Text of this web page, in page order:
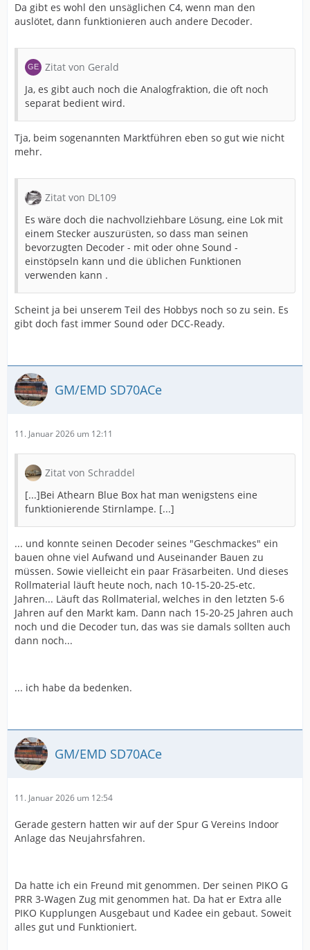
Da gibt es wohl den unsäglichen C4, wenn man den
auslötet, dann funktionieren auch andere Decoder.
Zitat von Gerald
Ja, es gibt auch noch die Analogfraktion, die oft noch
separat bedient wird.
Tja, beim sogenannten Marktführen eben so gut wie nicht
mehr.
Zitat von DL109
Es wäre doch die nachvollziehbare Lösung, eine Lok mit
einem Stecker auszurüsten, so dass man seinen
bevorzugten Decoder - mit oder ohne Sound -
einstöpseln kann und die üblichen Funktionen
verwenden kann .
Scheint ja bei unserem Teil des Hobbys noch so zu sein. Es
gibt doch fast immer Sound oder DCC-Ready.
GM/EMD SD70ACe
11. Januar 2026 um 12:11
Zitat von Schraddel
[...]Bei Athearn Blue Box hat man wenigstens eine
funktionierende Stirnlampe. [...]
... und konnte seinen Decoder seines "Geschmackes" ein
bauen ohne viel Aufwand und Auseinander Bauen zu
müssen. Sowie vielleicht ein paar Fräsarbeiten. Und dieses
Rollmaterial läuft heute noch, nach 10-15-20-25-etc.
Jahren... Läuft das Rollmaterial, welches in den letzten 5-6
Jahren auf den Markt kam. Dann nach 15-20-25 Jahren auch
noch und die Decoder tun, das was sie damals sollten auch
dann noch...
... ich habe da bedenken.
GM/EMD SD70ACe
11. Januar 2026 um 12:54
Gerade gestern hatten wir auf der Spur G Vereins Indoor
Anlage das Neujahrsfahren.
Da hatte ich ein Freund mit genommen. Der seinen PIKO G
PRR 3-Wagen Zug mit genommen hat. Da hat er Extra alle
PIKO Kupplungen Ausgebaut und Kadee ein gebaut. Soweit
alles gut und Funktioniert.